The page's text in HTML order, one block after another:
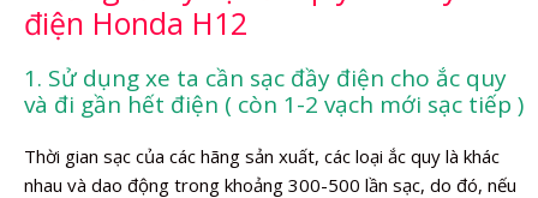
điện Honda H12
1. Sử dụng xe ta cần sạc đầy điện cho ắc quy
và đi gần hết điện ( còn 1-2 vạch mới sạc tiếp )
Thời gian sạc của các hãng sản xuất, các loại ắc quy là khác
nhau và dao động trong khoảng 300-500 lần sạc, do đó, nếu